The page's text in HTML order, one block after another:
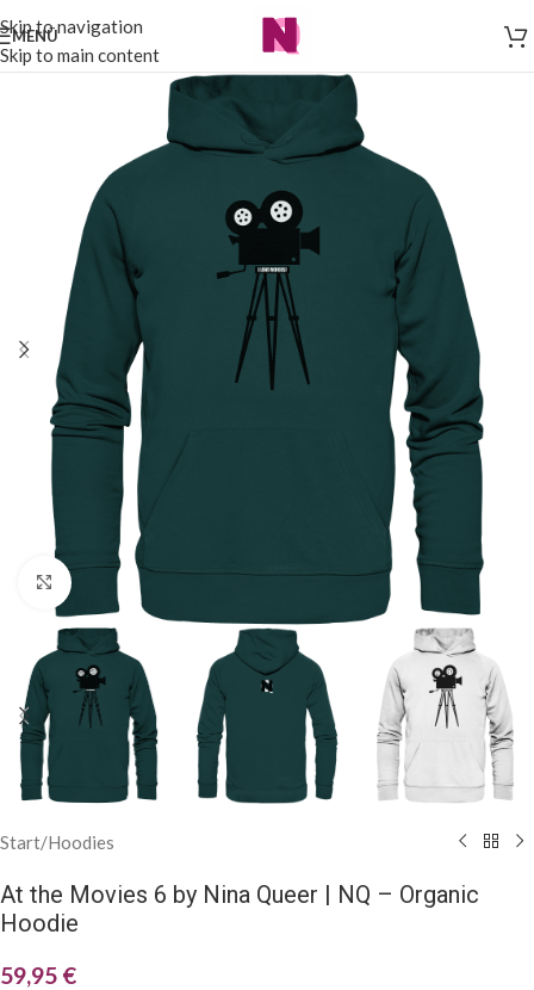
Skip to navigation
Skip to main content
MENÜ
Klick zum Vergrößern
Start/Hoodies
At the Movies 6 by Nina Queer | NQ – Organic
Hoodie
59,95 €